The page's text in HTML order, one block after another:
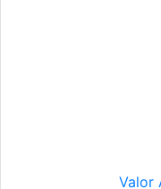
Valor